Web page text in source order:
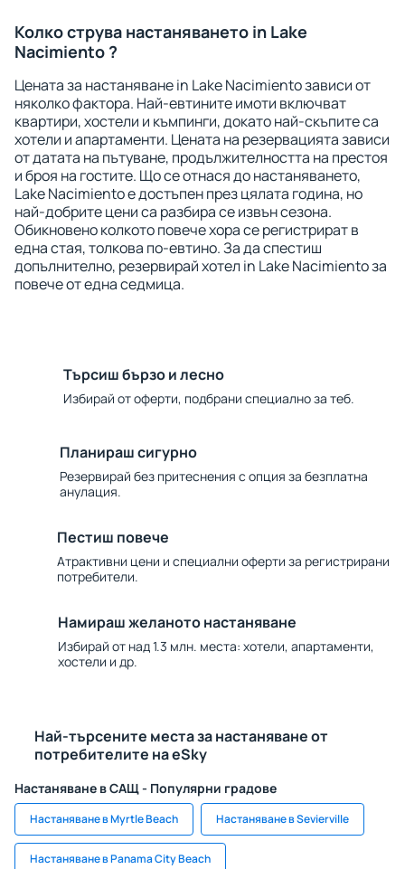
Колко струва настаняването in Lake
Nacimiento ?
Цената за настаняване in Lake Nacimiento зависи от
няколко фактора. Най-евтините имоти включват
квартири, хостели и къмпинги, докато най-скъпите са
хотели и апартаменти. Цената на резервацията зависи
от датата на пътуване, продължителността на престоя
и броя на гостите. Що се отнася до настаняването,
Lake Nacimiento е достъпен през цялата година, но
най-добрите цени са разбира се извън сезона.
Обикновено колкото повече хора се регистрират в
една стая, толкова по-евтино. За да спестиш
допълнително, резервирай хотел in Lake Nacimiento за
повече от една седмица.
Търсиш бързо и лесно
Избирай от оферти, подбрани специално за теб.
Планираш сигурно
Резервирай без притеснения с опция за безплатна
анулация.
Пестиш повече
Атрактивни цени и специални оферти за регистрирани
потребители.
Намираш желаното настаняване
Избирай от над 1.3 млн. места: хотели, апартаменти,
хостели и др.
Най-търсените места за настаняване от
потребителите на eSky
Настаняване в САЩ - Популярни градове
Настаняване в Myrtle Beach Настаняване в Sevierville
Настаняване в Panama City Beach